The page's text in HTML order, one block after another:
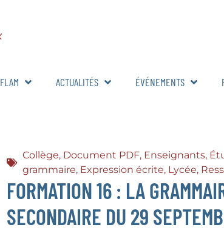
ACTUALITÉS ÉVÉNEMENTS
Collège, Document PDF, Enseignants,
grammaire, Expression écrite, Lycée,
FORMATION 16 : LA
SECONDAIRE DU 29